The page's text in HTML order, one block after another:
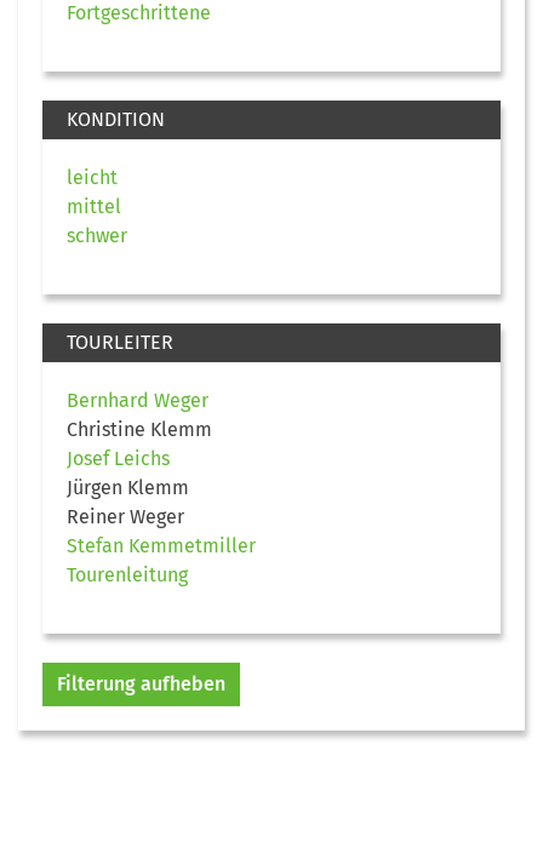
Fortgeschrittene
KONDITION
leicht
mittel
schwer
TOURLEITER
Bernhard Weger
Christine Klemm
Josef Leichs
Jürgen Klemm
Reiner Weger
Stefan Kemmetmiller
Tourenleitung
Filterung aufheben